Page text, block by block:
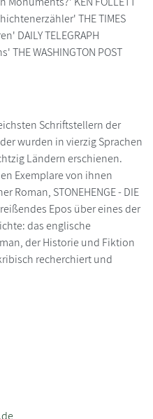
THE TIMES
DAILY TELEGRAPH
WASHINGTON POST
Schriftstellern der
wurden in vierzig Sprachen
Ländern erschienen.
Exemplare von ihnen
Roman, STONEHENGE - DIE
Epos über eines der
das englische
der Historie und Fiktion
recherchiert und